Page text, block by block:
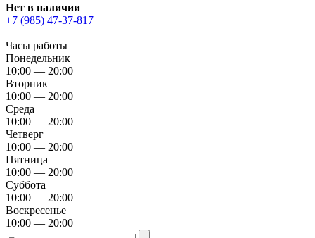
Нет в наличии
+7 (985) 47-37-817
Часы работы
Понедельник
10:00 — 20:00
Вторник
10:00 — 20:00
Среда
10:00 — 20:00
Четверг
10:00 — 20:00
Пятница
10:00 — 20:00
Суббота
10:00 — 20:00
Воскресенье
10:00 — 20:00